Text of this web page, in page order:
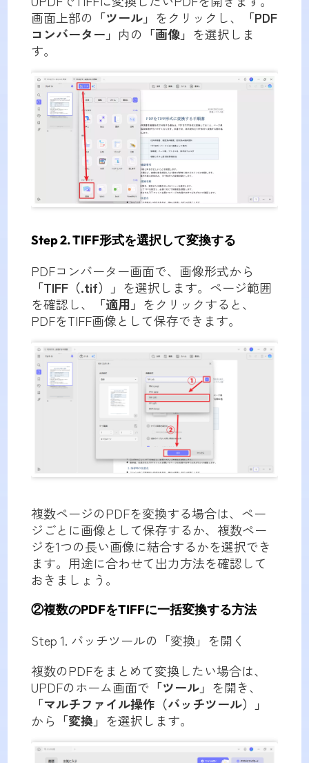
画面上部の 「ツール」 をクリックし、
「PDF
コンバーター」 内の 「画像」 を選択しま
す。
Step 2. TIFF形式を選択して変換する
PDFコンバーター画面で、画像形式から
「TIFF（.tif）」 を選択します。ページ範囲
を確認し、
「適用」 をクリックすると、
PDFをTIFF画像として保存できます。
複数ページのPDFを変換する場合は、ペー
ジごとに画像として保存するか、複数ペー
ジを1つの長い画像に結合するかを選択でき
ます。用途に合わせて出力方法を確認して
おきましょう。
②複数のPDFをTIFFに一括変換する方法
Step 1. バッチツールの「変換」を開く
複数のPDFをまとめて変換したい場合は、
UPDFのホーム画面で 「ツール」 を開き、
「マルチファイル操作（バッチツール）」
から 「変換」 を選択します。